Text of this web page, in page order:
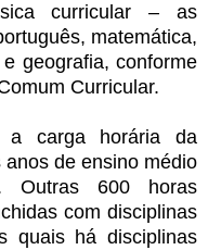
curricular – as
matemática,
geografia, conforme
Curricular.
a carga horária da
de ensino médio
600 horas
com disciplinas
quais há disciplinas